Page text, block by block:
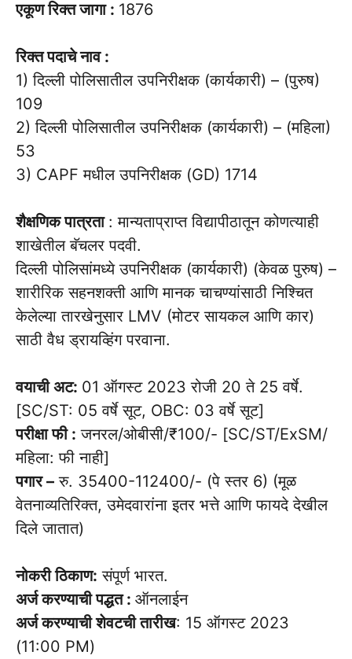
एकूण रिक्त जागा : 1876
रिक्त पदाचे नाव :
1) दिल्ली पोलिसातील उपनिरीक्षक (कार्यकारी) – (पुरुष)
109
2) दिल्ली पोलिसातील उपनिरीक्षक (कार्यकारी) – (महिला)
53
3) CAPF मधील उपनिरीक्षक (GD) 1714
शैक्षणिक पात्रता : मान्यताप्राप्त विद्यापीठातून कोणत्याही
शाखेतील बॅचलर पदवी.
दिल्ली पोलिसांमध्ये उपनिरीक्षक (कार्यकारी) (केवळ पुरुष) –
शारीरिक सहनशक्ती आणि मानक चाचण्यांसाठी निश्चित
केलेल्या तारखेनुसार LMV (मोटर सायकल आणि कार)
साठी वैध ड्रायव्हिंग परवाना.
वयाची अट: 01 ऑगस्ट 2023 रोजी 20 ते 25 वर्षे.
[SC/ST: 05 वर्षे सूट, OBC: 03 वर्षे सूट]
परीक्षा फी : जनरल/ओबीसी/₹100/- [SC/ST/ExSM/
महिला: फी नाही]
पगार – रु. 35400-112400/- (पे स्तर 6) (मूळ
वेतनाव्यतिरिक्त, उमेदवारांना इतर भत्ते आणि फायदे देखील
दिले जातात)
नोकरी ठिकाण: संपूर्ण भारत.
अर्ज करण्याची पद्धत : ऑनलाईन
अर्ज करण्याची शेवटची तारीख: 15 ऑगस्ट 2023
(11:00 PM)